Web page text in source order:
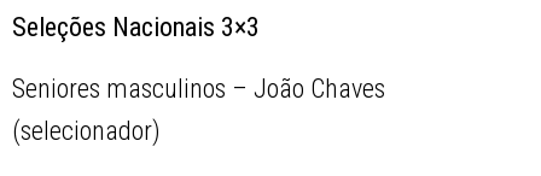
Seleções Nacionais 3×3
Seniores masculinos – João Chaves
(selecionador)